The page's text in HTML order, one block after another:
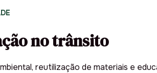
no trânsito
reutilização de materiais e